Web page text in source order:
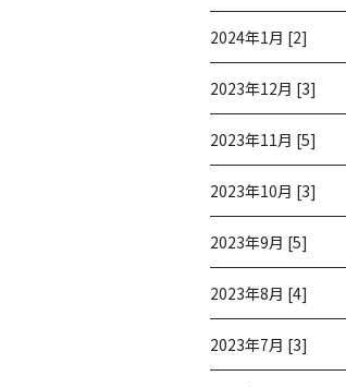
2024年1月 [2]
2023年12月 [3]
2023年11月 [5]
2023年10月 [3]
2023年9月 [5]
2023年8月 [4]
2023年7月 [3]